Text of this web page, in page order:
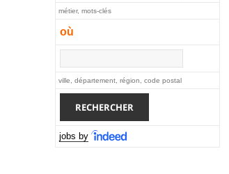
métier, mots-clés
où
ville, département, région, code postal
jobs by